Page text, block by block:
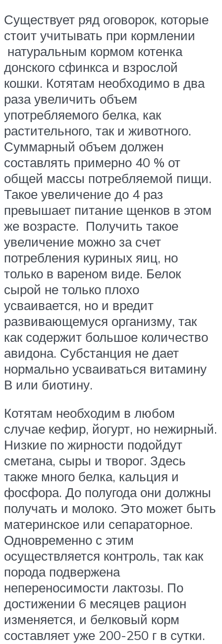
Существует ряд оговорок, которые
стоит учитывать при кормлении
натуральным кормом котенка
донского сфинкса и взрослой
кошки. Котятам необходимо в два
раза увеличить объем
употребляемого белка, как
растительного, так и животного.
Суммарный объем должен
составлять примерно 40 % от
общей массы потребляемой пищи.
Такое увеличение до 4 раз
превышает питание щенков в этом
же возрасте. Получить такое
увеличение можно за счет
потребления куриных яиц, но
только в вареном виде. Белок
сырой не только плохо
усваивается, но и вредит
развивающемуся организму, так
как содержит большое количество
авидона. Субстанция не дает
нормально усваиваться витамину
В или биотину.
Котятам необходим в любом
случае кефир, йогурт, но нежирный.
Низкие по жирности подойдут
сметана, сыры и творог. Здесь
также много белка, кальция и
фосфора. До полугода они должны
получать и молоко. Это может быть
материнское или сепараторное.
Одновременно с этим
осуществляется контроль, так как
порода подвержена
непереносимости лактозы. По
достижении 6 месяцев рацион
изменяется, и белковый корм
составляет уже 200-250 г в сутки.